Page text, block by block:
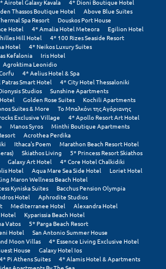
Airotel Galaxy Kavala
4* Dioni Boutique Hotel
Thassos Boutique Hotel
Above Blue Suites
Spa Resort
Douskos Port House
Hotel 4* Amalia Hotel Meteora
Egilion Hotel
Hill Hotel
4* 100 Rizes Seaside Resort
Hotel
4* Neikos Luxury Suites
Kefalonia
Iris Hotel
Agroktima Leonidio
4* Aelius Hotel & Spa
Smart Hotel
4* City Hotel Thessaloniki
Studios
Sunshine Apartments
Golden Rose Suites
Kochili Apartments
Suites & More
Το Μπαλκόνι της Αγόριανης
Exclusive Village
4* Apollo Resort Art Hotel
Manos Syros
Minthi Boutique Apartments
Acrothea Perdika
Ithaca's Poem
Marathon Beach Resort Hotel
Skiathos Living
5* Princess Resort Skiathos
Galaxy Art Hotel
4* Core Hotel Chalkidiki
Hotel Aqua Mare Sea Side Hotel
Loriet Hotel
Maron Wellness Beach Hotel
Kyniska Suites
Bacchus Pension Olympia
Hotel
Aphrodite Studios
Mediterranee Hotel
Alexandra Hotel
Kyparissia Beach Hotel
Vatos
5* Parga Beach Resort
Hotel
San Antonio Summer House
Moon Villas
4* Essence Living Exclusive Hotel
House
Galaxy Hotel Ios
4* Pi Athens Suites
4* Alamis Hotel & Apartments